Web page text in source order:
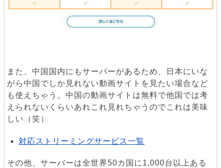
また、中国国内にもサーバーがあるため、日本にいな
がら中国でしか見れない動画サイトを見たい場合など
も使えちゃう。中国の動画サイトは無料で他国では考
えられないくらいあれこれ見れちゃうのでこれは美味
しい（笑）
対応ストリーミングサービス一覧
その他、サーバーは全世界50カ国に1,000台以上ある